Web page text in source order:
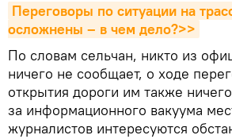
Переговоры по ситуации на
осложнены – в чем дело?>>
По словам сельчан, никто из
ничего не сообщает, о ходе
открытия дороги им также
за информационного вакуума
журналистов интересуются